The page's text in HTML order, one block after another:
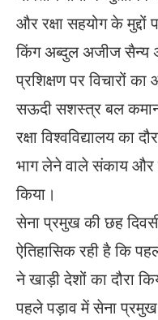
और रक्षा सहयोग के मुद्दों
किंग अब्दुल अजीज सैन्य
प्रशिक्षण पर विचारों
सऊदी सशस्त्र बल
रक्षा विश्वविद्यालय का
भाग लेने वाले संकाय और
किया​​।
सेना प्रमुख की छह
ऐतिहासिक ​रही ​है कि
ने खाड़ी देशों का दौरा
पहले पड़ाव में सेना